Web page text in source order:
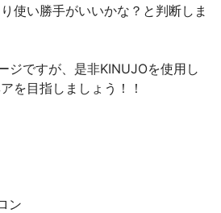
使い勝手がいいかな？と判断しま
ジですが、是非KINUJOを使用し
を目指しましょう！！
ン